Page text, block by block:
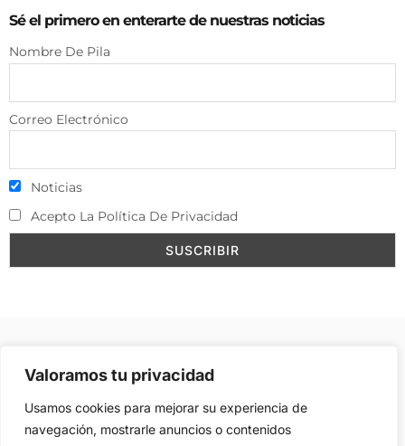
Valoramos tu privacidad
Usamos cookies para mejorar su experiencia de
navegación, mostrarle anuncios o contenidos
Sé el primero en enterarte de nuestras noticias
Nombre De Pila
Correo Electrónico
Noticias
Acepto La Política De Privacidad
Aviso Legal Política de Cookies
Publicidad